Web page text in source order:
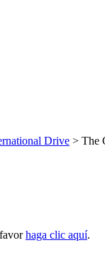
Drive > The
haga clic aquí.